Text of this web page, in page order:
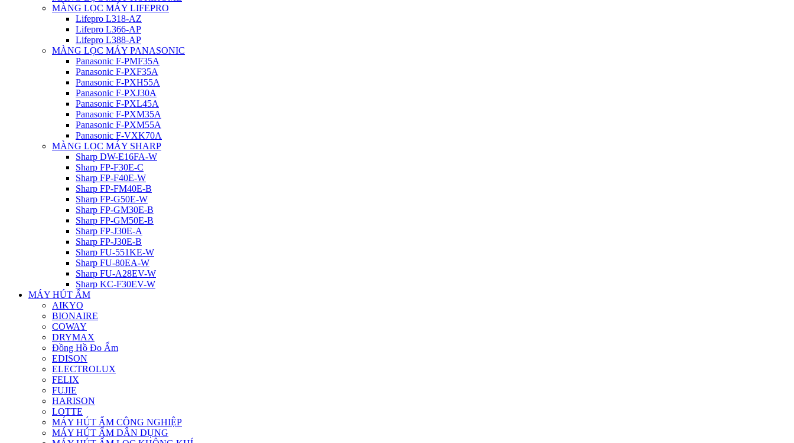
MÀNG LỌC MÁY LIFEPRO
Lifepro L318-AZ
Lifepro L366-AP
Lifepro L388-AP
MÀNG LỌC MÁY PANASONIC
Panasonic F-PMF35A
Panasonic F-PXF35A
Panasonic F-PXH55A
Panasonic F-PXJ30A
Panasonic F-PXL45A
Panasonic F-PXM35A
Panasonic F-PXM55A
Panasonic F-VXK70A
MÀNG LỌC MÁY SHARP
Sharp DW-E16FA-W
Sharp FP-F30E-C
Sharp FP-F40E-W
Sharp FP-FM40E-B
Sharp FP-G50E-W
Sharp FP-GM30E-B
Sharp FP-GM50E-B
Sharp FP-J30E-A
Sharp FP-J30E-B
Sharp FU-551KE-W
Sharp FU-80EA-W
Sharp FU-A28EV-W
Sharp KC-F30EV-W
MÁY HÚT ẨM
AIKYO
BIONAIRE
COWAY
DRYMAX
Đồng Hồ Đo Ẩm
EDISON
ELECTROLUX
FELIX
FUJIE
HARISON
LOTTE
MÁY HÚT ẨM CÔNG NGHIỆP
MÁY HÚT ẨM DÂN DỤNG